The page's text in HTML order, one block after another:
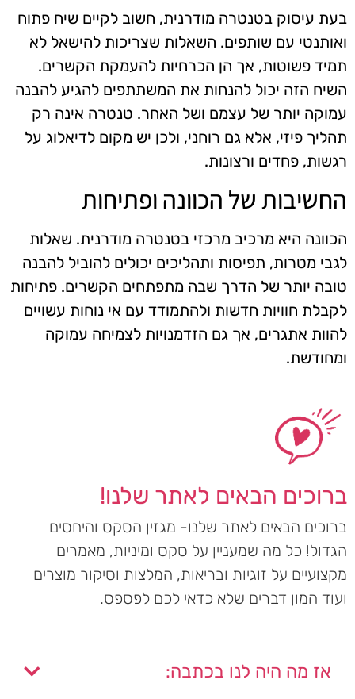
בעת עיסוק בטנטרה מודרנית, חשוב לקיים שיח פתוח
ואותנטי עם שותפים. השאלות שצריכות להישאל לא
תמיד פשוטות, אך הן הכרחיות להעמקת הקשרים.
השיח הזה יכול להנחות את המשתתפים להגיע להבנה
עמוקה יותר של עצמם ושל האחר. טנטרה אינה רק
תהליך פיזי, אלא גם רוחני, ולכן יש מקום לדיאלוג על
רגשות, פחדים ורצונות.
החשיבות של הכוונה ופתיחות
הכוונה היא מרכיב מרכזי בטנטרה מודרנית. שאלות
לגבי מטרות, תפיסות ותהליכים יכולים להוביל להבנה
טובה יותר של הדרך שבה מתפתחים הקשרים. פתיחות
לקבלת חוויות חדשות ולהתמודד עם אי נוחות עשויים
להוות אתגרים, אך גם הזדמנויות לצמיחה עמוקה
ומחודשת.
ברוכים הבאים לאתר שלנו!
ברוכים הבאים לאתר שלנו- מגזין הסקס והיחסים
הגדול! כל מה שמעניין על סקס ומיניות, מאמרים
מקצועיים על זוגיות ובריאות, המלצות וסיקור מוצרים
ועוד המון דברים שלא כדאי לכם לפספס.
אז מה היה לנו בכתבה: